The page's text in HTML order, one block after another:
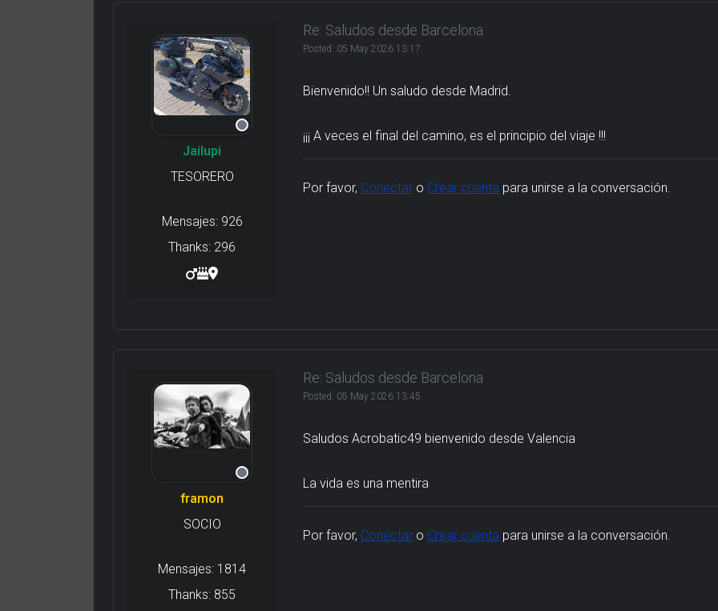
Jailupi
TESORERO
Mensajes: 926
Thanks: 296
Re: Saludos desde Barcelona
Posted: 05 May 2026 13:17
Bienvenido!! Un saludo desde Madrid.
¡¡¡ A veces el final del camino, es el principio del viaje !!!
Por favor, Conectar o Crear cuenta para unirse a la conversación.
framon
SOCIO
Mensajes: 1814
Thanks: 855
Re: Saludos desde Barcelona
Posted: 05 May 2026 13:45
Saludos Acrobatic49 bienvenido desde Valencia
La vida es una mentira
Por favor, Conectar o Crear cuenta para unirse a la conversación.